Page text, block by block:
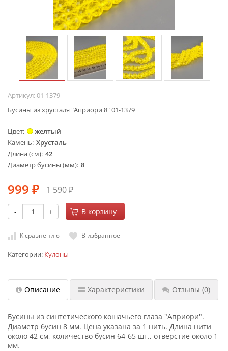
Артикул:01-1379
Бусины из хрусталя "Априори 8" 01-1379
Цвет
желтый
Камень Хрусталь
Длина (см) 42
Диаметр бусины (мм) 8
999 ₽ 1 590₽
- + В корзину
К сравнению В избранное
Категории: Кулоны
Описание Характеристики Отзывы (0)
Бусины из синтетического кошачьего глаза "Априори".
Диаметр бусин 8 мм. Цена указана за 1 нить. Длина нити
около 42 см, количество бусин 64-65 шт., отверстие около 1
мм.